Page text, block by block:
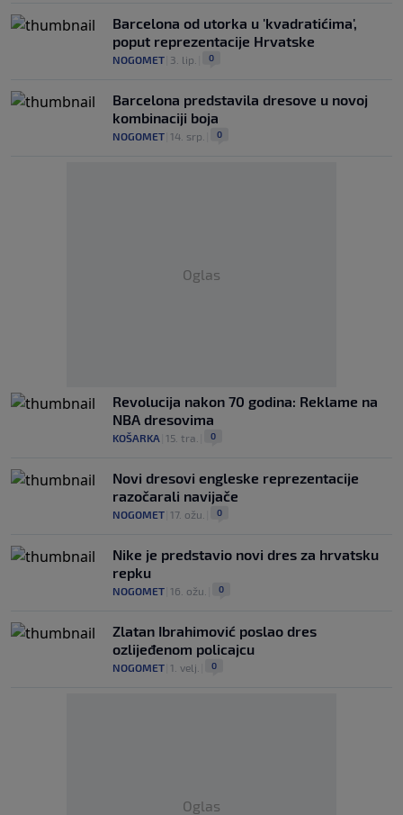
Barcelona od utorka u 'kvadratićima',
poput reprezentacije Hrvatske
NOGOMET 3. lip. 0
Barcelona predstavila dresove u novoj
kombinaciji boja
NOGOMET 14. srp. 0
Oglas
Revolucija nakon 70 godina: Reklame na
NBA dresovima
KOŠARKA 15. tra. 0
Novi dresovi engleske reprezentacije
razočarali navijače
NOGOMET 17. ožu. 0
Nike je predstavio novi dres za hrvatsku
repku
NOGOMET 16. ožu. 0
Zlatan Ibrahimović poslao dres
ozlijeđenom policajcu
NOGOMET 1. velj. 0
Oglas